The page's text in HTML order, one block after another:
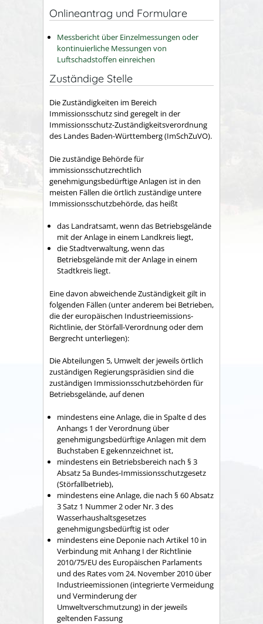
Onlineantrag und Formulare
Messbericht über Einzelmessungen oder
kontinuierliche Messungen von
Luftschadstoffen einreichen
Zuständige Stelle
Die Zuständigkeiten im Bereich
Immissionsschutz sind geregelt in der
Immissionsschutz-Zuständigkeitsverordnung
des Landes Baden-Württemberg (ImSchZuVO).
Die zuständige Behörde für
immissionsschutzrechtlich
genehmigungsbedürftige Anlagen ist in den
meisten Fällen die örtlich zuständige untere
Immissionsschutzbehörde, das heißt
das Landratsamt, wenn das Betriebsgelände
mit der Anlage in einem Landkreis liegt,
die Stadtverwaltung, wenn das
Betriebsgelände mit der Anlage in einem
Stadtkreis liegt.
Eine davon abweichende Zuständigkeit gilt in
folgenden Fällen (unter anderem bei Betrieben,
die der europäischen Industrieemissions-
Richtlinie, der Störfall-Verordnung oder dem
Bergrecht unterliegen):
Die Abteilungen 5, Umwelt der jeweils örtlich
zuständigen Regierungspräsidien sind die
zuständigen Immissionsschutzbehörden für
Betriebsgelände, auf denen
mindestens eine Anlage, die in Spalte d des
Anhangs 1 der Verordnung über
genehmigungsbedürftige Anlagen mit dem
Buchstaben E gekennzeichnet ist,
mindestens ein Betriebsbereich nach § 3
Absatz 5a Bundes-Immissionsschutzgesetz
(Störfallbetrieb),
mindestens eine Anlage, die nach § 60 Absatz
3 Satz 1 Nummer 2 oder Nr. 3 des
Wasserhaushaltsgesetzes
genehmigungsbedürftig ist oder
mindestens eine Deponie nach Artikel 10 in
Verbindung mit Anhang I der Richtlinie
2010/75/EU des Europäischen Parlaments
und des Rates vom 24. November 2010 über
Industrieemissionen (integrierte Vermeidung
und Verminderung der
Umweltverschmutzung) in der jeweils
geltenden Fassung